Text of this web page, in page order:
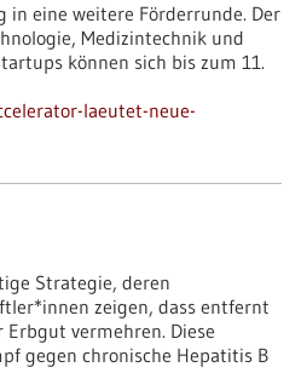
in eine weitere Förderrunde. Der
Medizintechnik und
können sich bis zum 11.
laeutet-neue-
Strategie, deren
zeigen, dass entfernt
vermehren. Diese
gegen chronische Hepatitis B